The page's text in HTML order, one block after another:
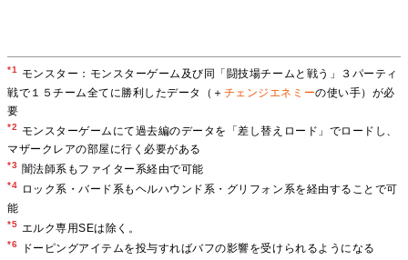
*1
モンスター：モンスターゲーム及び同「闘技場チームと戦う」３パーティ
戦で１５チーム全てに勝利したデータ（＋ チェンジエネミーの使い手）が必
要
*2
モンスターゲームにて過去編のデータを「差し替えロード」でロードし、
マザークレアの部屋に行く必要がある
*3 闇法師系もファイター系経由で可能
*4
ロック系・バード系もヘルハウンド系・グリフォン系を経由することで可
能
*5 エルク専用SEは除く。
*6 ドーピングアイテムを投与すればバフの影響を受けられるようになる